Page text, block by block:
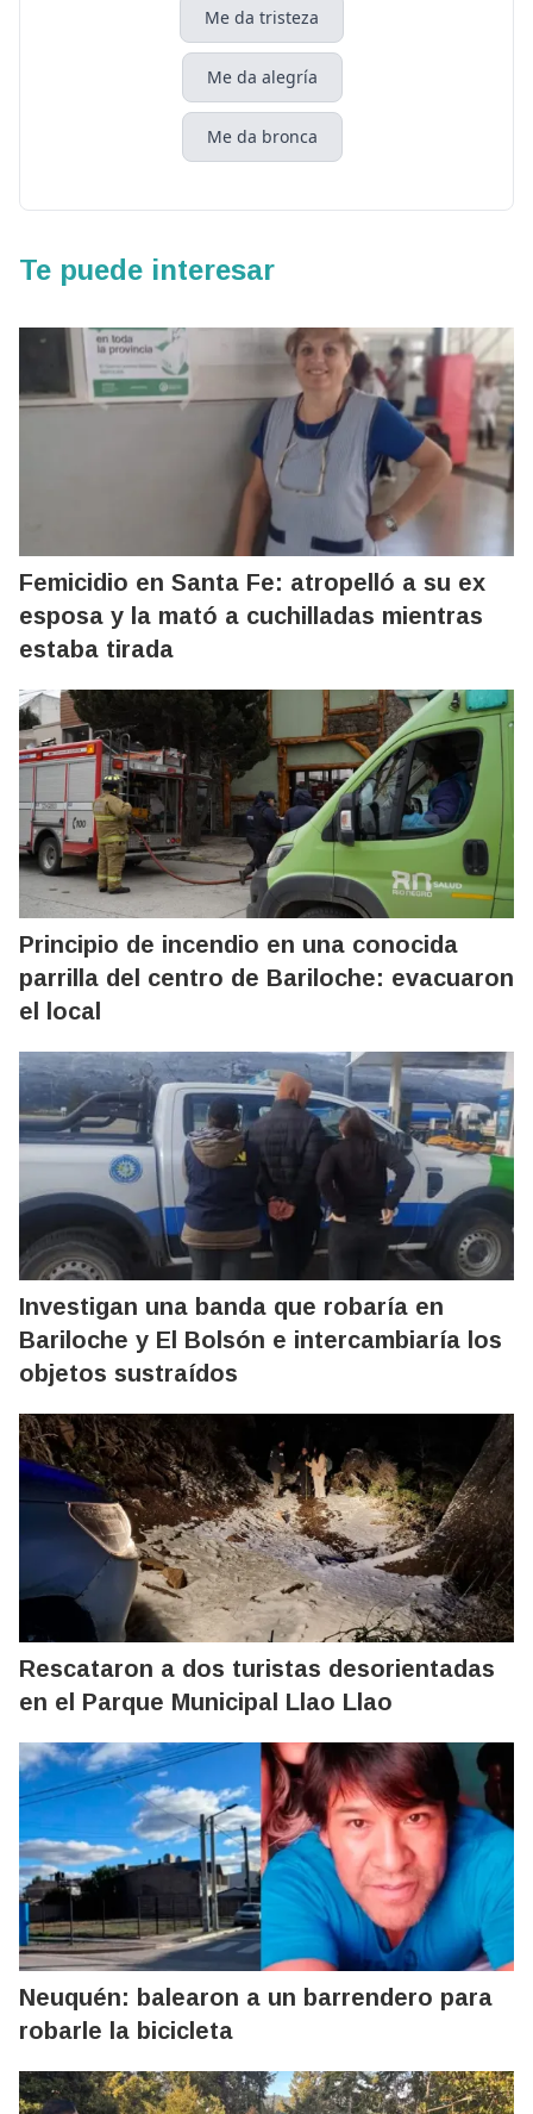
Me da tristeza
Me da alegría
Me da bronca
Te puede interesar
Femicidio en Santa Fe: atropelló a su ex
esposa y la mató a cuchilladas mientras
estaba tirada
Principio de incendio en una conocida
parrilla del centro de Bariloche: evacuaron
el local
Investigan una banda que robaría en
Bariloche y El Bolsón e intercambiaría los
objetos sustraídos
Rescataron a dos turistas desorientadas
en el Parque Municipal Llao Llao
Neuquén: balearon a un barrendero para
robarle la bicicleta